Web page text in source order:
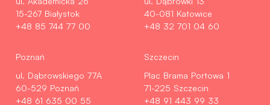
15-267 Białystok
+48 85 744 77 00
40-081 Katowice
+48 32 701 04 60
Poznań
ul. Dąbrowskiego 77A
60-529 Poznań
+48 61 635 00 55
Szczecin
Plac Brama Portowa 1
71-225 Szczecin
+48 91 443 99 33